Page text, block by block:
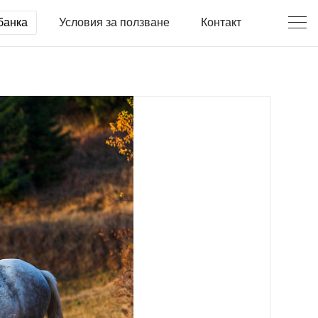
Условия за ползване Контакт